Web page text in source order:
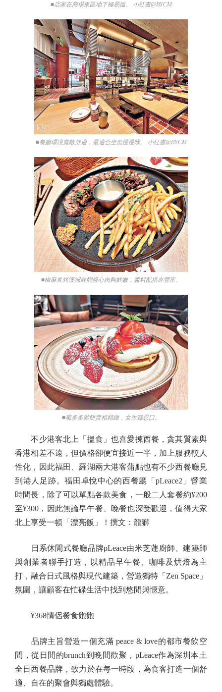
■店家在商場東區地下極易搵。 小紅書@BYCM
■餐廳環境寬敞舒適，最適合坐低慢慢嘆。 小紅書@BYCM
■椒麻炙烤澳洲穀飼腹心肉夠鮮嫩，醬料配搭亦豐富。
■莓多多鬆餅賣相精緻，女生難忍口。
不少港客北上「搵食」也喜愛揀西餐，貪其質素與
香港相差不遠，但價格卻便宜接近一半，加上服務較人
性化，因此福田、羅湖兩大港客蒲點也有不少西餐廳見
到港人足跡。福田卓悅中心的西餐廳「pLeace2」營業
時間長，除了可以單點各款美食，一般二人套餐約¥200
至¥300，因此無論早午餐、晚餐也深受歡迎，值得大家
北上享受一頓「漂亮飯」！撰文：龍獅
日系休閒式餐廳品牌pLeace由米芝蓮廚師、建築師
與創業者聯手打造，以精品早午餐、咖啡及烘焙為主
打，融合日式風格與現代建築，營造獨特「Zen Space」
氛圍，讓顧客在忙碌生活中找到悠閒與愜意。
¥368情侶餐食飽飽
品牌主旨營造一個充滿 peace & love的都市餐飲空
間，從日間的brunch到晚間歡聚，pLeace作為深圳本土
全日西餐品牌，致力於在每一時段，為食客打造一個舒
適、自在的聚會與獨處體驗。